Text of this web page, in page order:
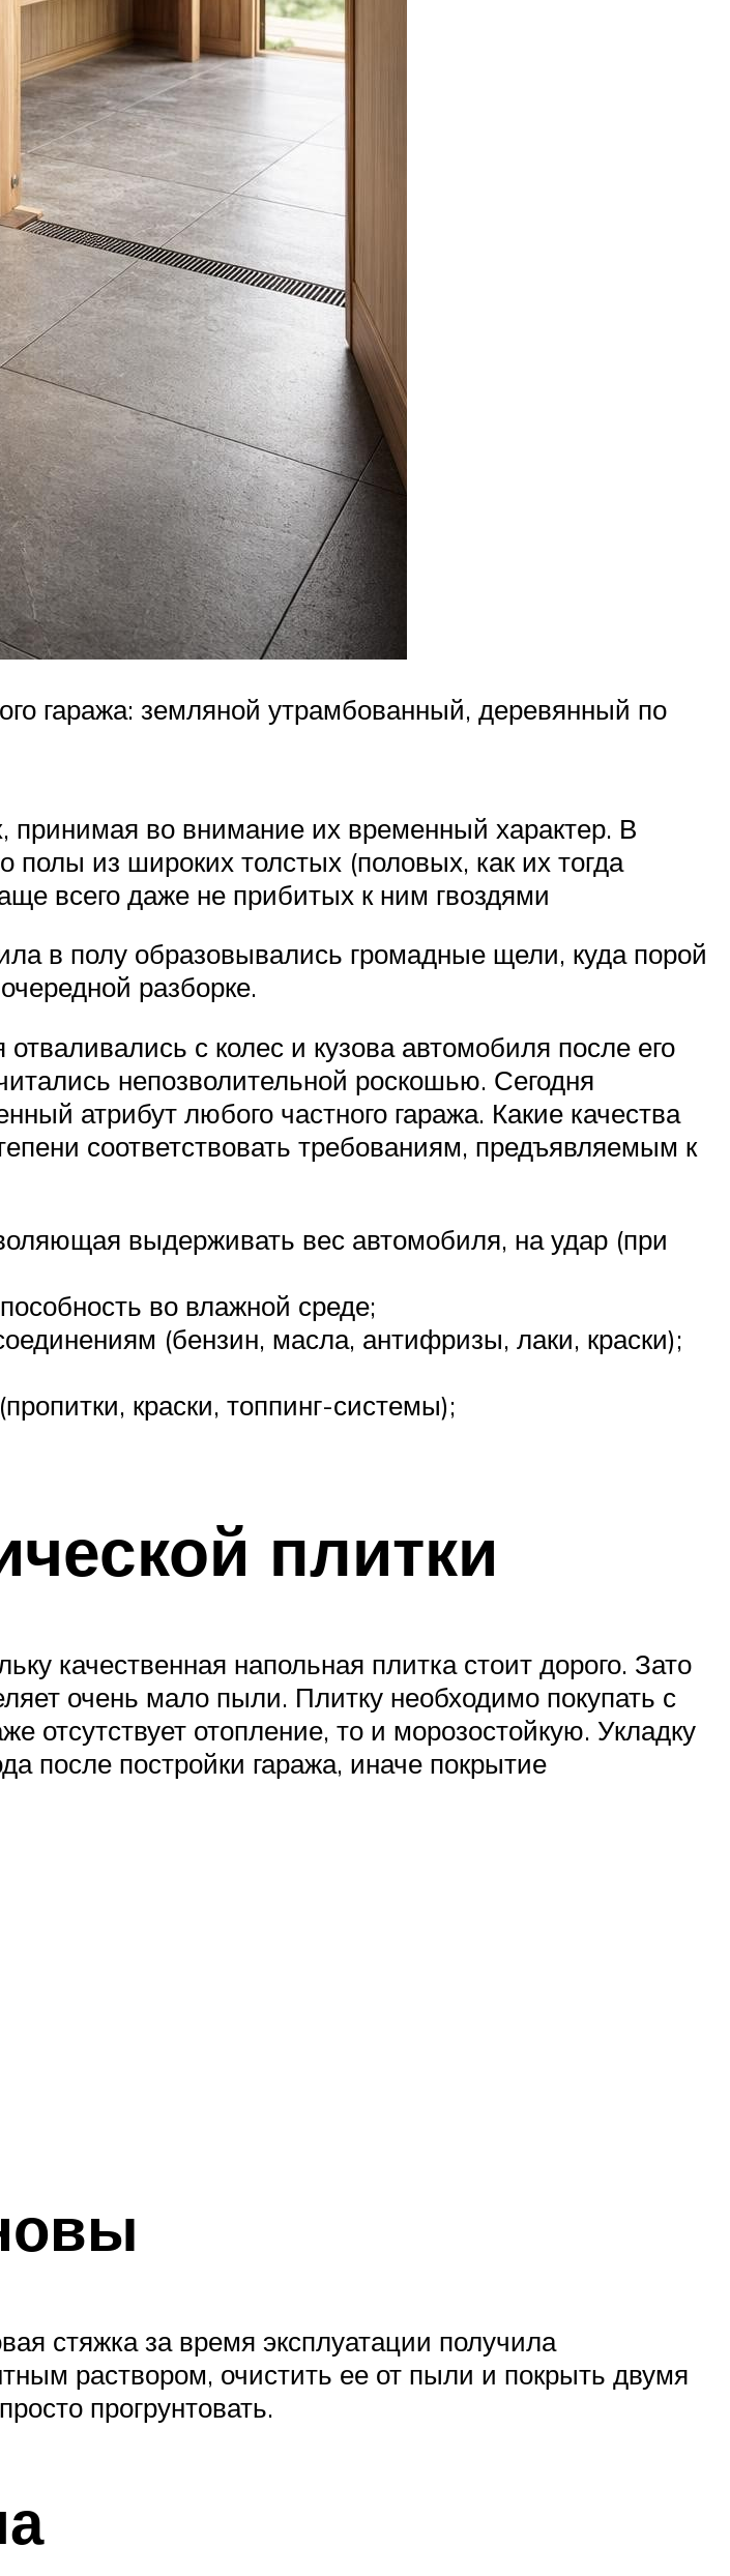
гаража: земляной утрамбованный, деревянный по
принимая во внимание их временный характер. В
из широких толстых (половых, как их тогда
всего даже не прибитых к ним гвоздями
в полу образовывались громадные щели, куда порой
разборке.
с колес и кузова автомобиля после его
непозволительной роскошью. Сегодня
атрибут любого частного гаража. Какие качества
соответствовать требованиям, предъявляемым к
выдерживать вес автомобиля, на удар (при
во влажной среде;
(бензин, масла, антифризы, лаки, краски);
краски, топпинг-системы);
плитки
качественная напольная плитка стоит дорого. Зато
очень мало пыли. Плитку необходимо покупать с
отсутствует отопление, то и морозостойкую. Укладку
после постройки гаража, иначе покрытие
стяжка за время эксплуатации получила
раствором, очистить ее от пыли и покрыть двумя
прогрунтовать.